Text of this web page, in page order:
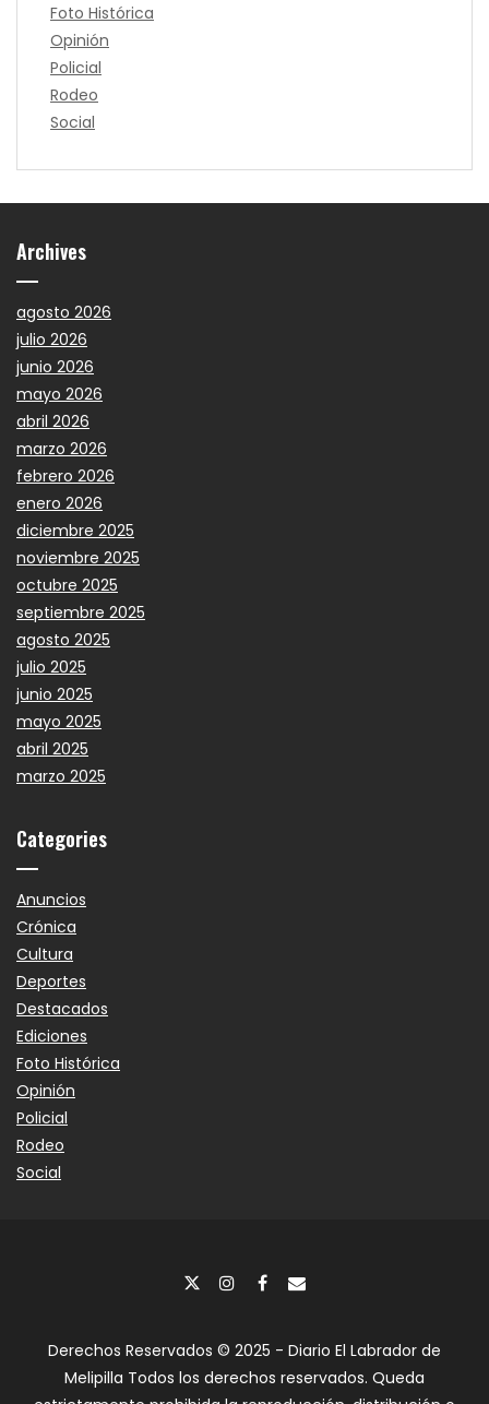
Foto Histórica
Opinión
Policial
Rodeo
Social
Archives
agosto 2026
julio 2026
junio 2026
mayo 2026
abril 2026
marzo 2026
febrero 2026
enero 2026
diciembre 2025
noviembre 2025
octubre 2025
septiembre 2025
agosto 2025
julio 2025
junio 2025
mayo 2025
abril 2025
marzo 2025
Categories
Anuncios
Crónica
Cultura
Deportes
Destacados
Ediciones
Foto Histórica
Opinión
Policial
Rodeo
Social
Derechos Reservados © 2025 - Diario El Labrador de
Melipilla Todos los derechos reservados. Queda